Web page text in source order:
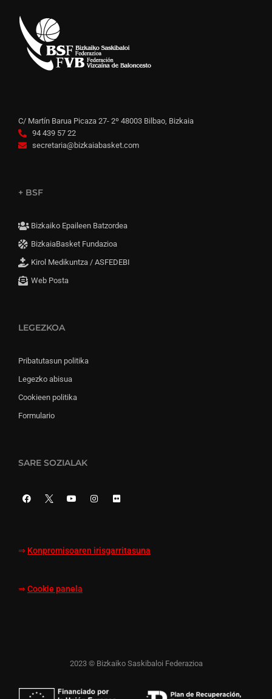
C/ Martín Barua Picaza 27- 2º 48003 Bilbao, Bizkaia
94 439 57 22
secretaria@bizkaiabasket.com
+ BSF
Bizkaiko Epaileen Batzordea
BizkaiaBasket Fundazioa
Kirol Medikuntza / ASFEDEBI
Web Posta
LEGEZKOA
Pribatutasun politika
Legezko abisua
Cookieen politika
Formulario
SARE SOZIALAK
⇒ Konpromisoaren irisgarritasuna
⇒ Cookie panela
2023 © Bizkaiko Saskibaloi Federazioa